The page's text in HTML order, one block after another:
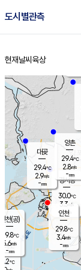
도시별관측
홈
현재날씨 육상
의도
℃
경서동
30.0℃
3.3 m/s
-mm
대곶
29.4℃
2.9m/s
-mm
양촌
29.4℃
2.8m/s
-mm
인천(공)
29.8℃
5.6m/s
-mm
인천
29.8℃
3.4m/s
-mm